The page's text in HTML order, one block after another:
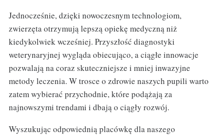
Jednocześnie, dzięki nowoczesnym technologiom,
zwierzęta otrzymują lepszą opiekę medyczną niż
kiedykolwiek wcześniej. Przyszłość diagnostyki
weterynaryjnej wygląda obiecująco, a ciągłe innowacje
pozwalają na coraz skuteczniejsze i mniej inwazyjne
metody leczenia. W trosce o zdrowie naszych pupili warto
zatem wybierać przychodnie, które podążają za
najnowszymi trendami i dbają o ciągły rozwój.
Wyszukując odpowiednią placówkę dla naszego